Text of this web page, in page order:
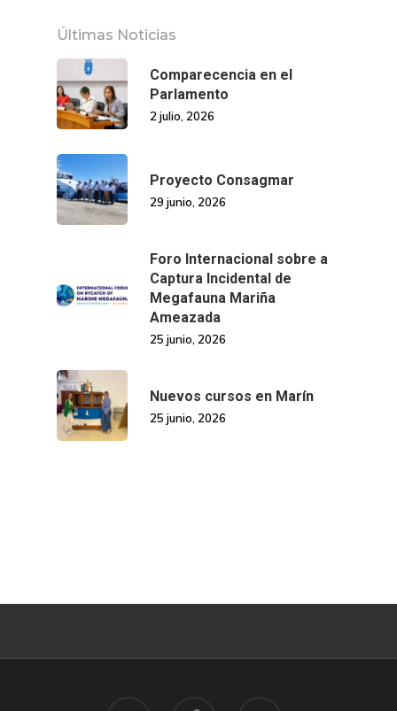
Últimas Noticias
Comparecencia en el
Parlamento
2 julio, 2026
Proyecto Consagmar
29 junio, 2026
Foro Internacional sobre a
Captura Incidental de
Megafauna Mariña
Ameazada
25 junio, 2026
Nuevos cursos en Marín
25 junio, 2026
Logo CETMAR
Licitaciones
Gobierno